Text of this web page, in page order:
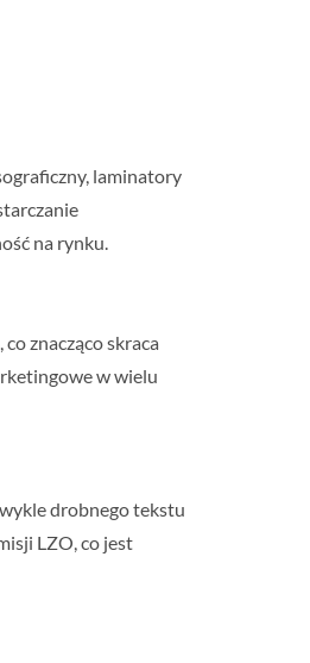
laminatory
na rynku.
znacząco skraca
w wielu
drobnego tekstu
LZO, co jest